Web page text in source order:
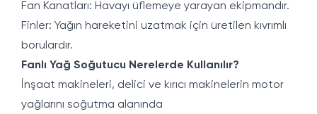
Fan Kanatları: Havayı üflemeye yarayan ekipmandır.
Finler: Yağın hareketini uzatmak için üretilen kıvrımlı
borulardır.
Fanlı Yağ Soğutucu Nerelerde Kullanılır?
İnşaat makineleri, delici ve kırıcı makinelerin motor
yağlarını soğutma alanında